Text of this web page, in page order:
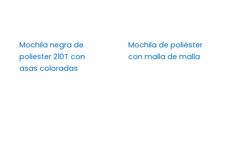
Mochila negra de
poliester 210T con
asas coloradas
Mochila de poliéster
con malla de malla